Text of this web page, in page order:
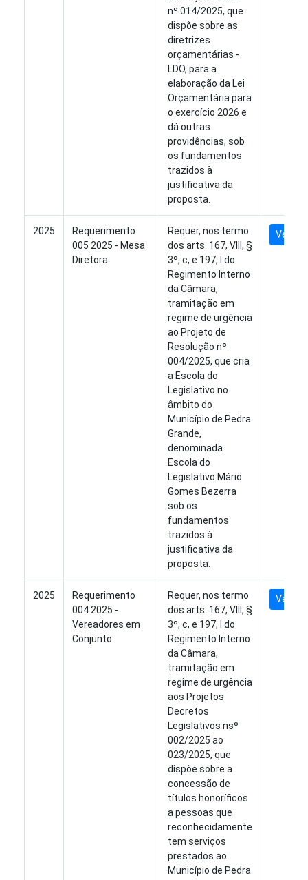
nº 014/2025, que
dispõe sobre as
diretrizes
orçamentárias -
LDO, para a
elaboração da Lei
Orçamentária para
o exercício 2026 e
dá outras
providências, sob
os fundamentos
trazidos à
justificativa da
proposta.
2025
Requerimento
005 2025 - Mesa
Diretora
Requer, nos termo
dos arts. 167, VIII, §
3º, c, e 197, I do
Regimento Interno
da Câmara,
tramitação em
regime de urgência
ao Projeto de
Resolução nº
004/2025, que cria
a Escola do
Legislativo no
âmbito do
Município de Pedra
Grande,
denominada
Escola do
Legislativo Mário
Gomes Bezerra
sob os
fundamentos
trazidos à
justificativa da
proposta.
Ver
2025
Requerimento
004 2025 -
Vereadores em
Conjunto
Requer, nos termo
dos arts. 167, VIII, §
3º, c, e 197, I do
Regimento Interno
da Câmara,
tramitação em
regime de urgência
aos Projetos
Decretos
Legislativos nsº
002/2025 ao
023/2025, que
dispõe sobre a
concessão de
títulos honoríficos
a pessoas que
reconhecidamente
tem serviços
prestados ao
Município de Pedra
Ver